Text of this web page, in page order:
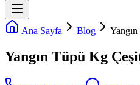
Ana Sayfa Blog
Yangın Tüpü Kg